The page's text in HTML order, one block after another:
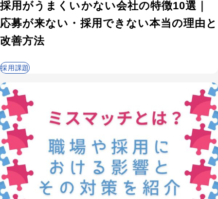
採用がうまくいかない会社の特徴10選｜
応募が来ない・採用できない本当の理由と
改善方法
採用課題